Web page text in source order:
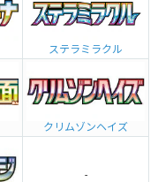
ステラミラクル
クリムゾンヘイズ
-